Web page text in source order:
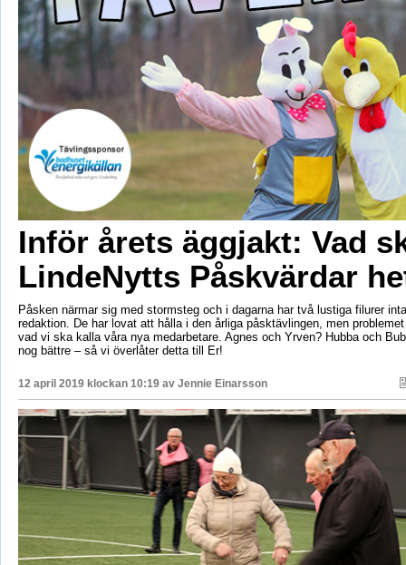
Inför årets äggjakt: Vad
LindeNytts Påskvärdar
Påsken närmar sig med stormsteg och i dagarna har två lustiga filurer
redaktion. De har lovat att hålla i den årliga påsktävlingen, men
vad vi ska kalla våra nya medarbetare. Agnes och Yrven? Hubba och
nog bättre – så vi överlåter detta till Er!
12 april 2019 klockan 10:19 av Jennie Einarsson